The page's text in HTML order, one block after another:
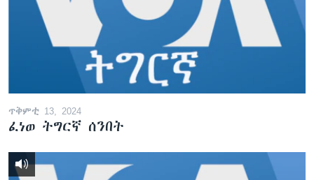
ቂሔ ጽልሚ
ቋንቋታት
ጥቅምቲ 13, 2024
ፈነወ ትግርኛ ሰንበት